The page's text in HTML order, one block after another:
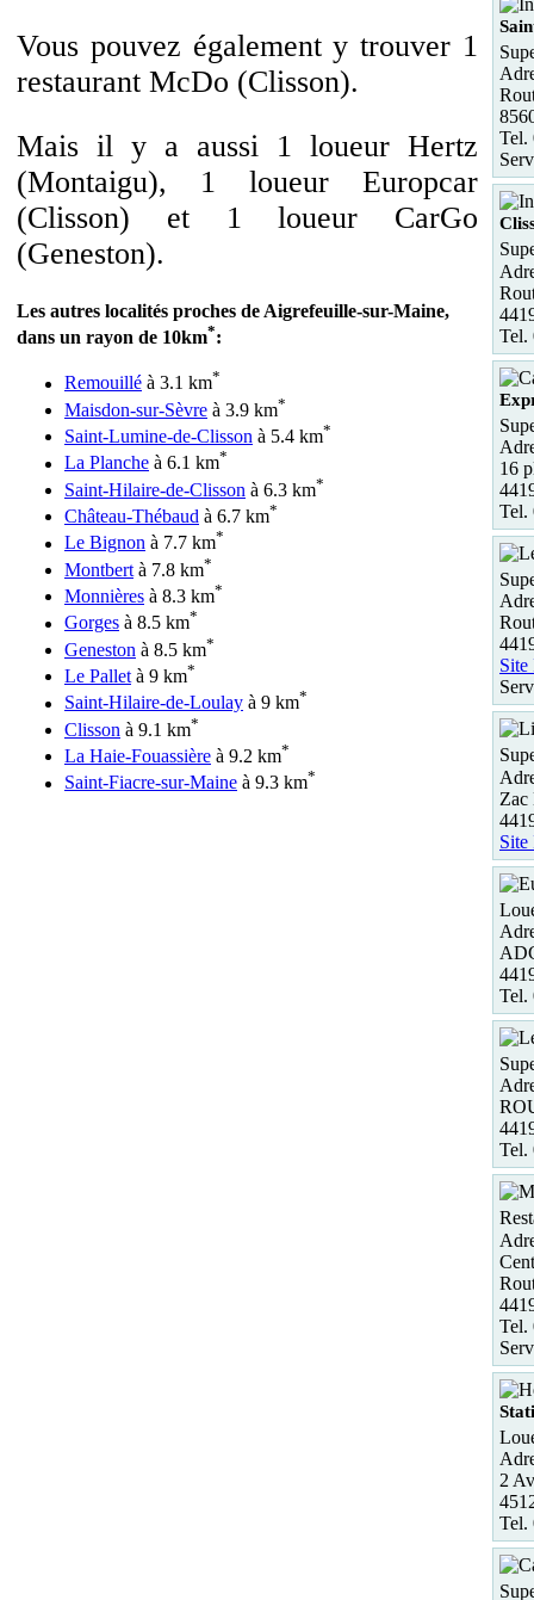
Vous pouvez également y trouver 1
restaurant McDo (Clisson).
Mais il y a aussi 1 loueur Hertz
(Montaigu), 1 loueur Europcar
(Clisson) et 1 loueur CarGo
(Geneston).
Les autres localités proches de Aigrefeuille-sur-Maine,
dans un rayon de 10km*:
Remouillé à 3.1 km*
Maisdon-sur-Sèvre à 3.9 km*
Saint-Lumine-de-Clisson à 5.4 km*
La Planche à 6.1 km*
Saint-Hilaire-de-Clisson à 6.3 km*
Château-Thébaud à 6.7 km*
Le Bignon à 7.7 km*
Montbert à 7.8 km*
Monnières à 8.3 km*
Gorges à 8.5 km*
Geneston à 8.5 km*
Le Pallet à 9 km*
Saint-Hilaire-de-Loulay à 9 km*
Clisson à 9.1 km*
La Haie-Fouassière à 9.2 km*
Saint-Fiacre-sur-Maine à 9.3 km*
Tel.
Tel.
16
Tel.
Site
Site
Tel.
Tel.
Tel.
2
Tel.